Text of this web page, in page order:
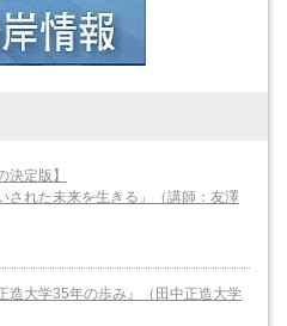
決定版】
された未来を生きる」（講師：友澤
造大学35年の歩み』（田中正造大学